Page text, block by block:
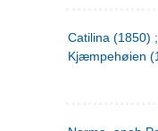
Catilina (1850)
Kjæmpehøien